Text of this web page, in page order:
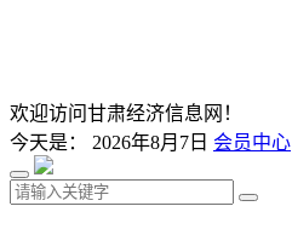
欢迎访问甘肃经济信息网！
今天是： 2026年8月7日 会员中心